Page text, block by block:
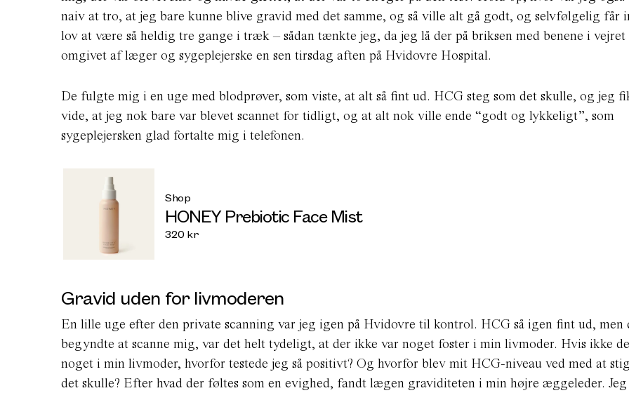
naiv at tro, at jeg bare kunne blive gravid med det samme, og så ville alt gå godt, og selvfølgelig får
lov at være så heldig tre gange i træk – sådan tænkte jeg, da jeg lå der på briksen med benene i vejret
omgivet af læger og sygeplejerske en sen tirsdag aften på Hvidovre Hospital.
De fulgte mig i en uge med blodprøver, som viste, at alt så fint ud. HCG steg som det skulle, og jeg
vide, at jeg nok bare var blevet scannet for tidligt, og at alt nok ville ende “godt og lykkeligt”, som
sygeplejersken glad fortalte mig i telefonen.
Shop
HONEY Prebiotic Face Mist
320 kr
Gravid uden for livmoderen
En lille uge efter den private scanning var jeg igen på Hvidovre til kontrol. HCG så igen fint ud, men
begyndte at scanne mig, var det helt tydeligt, at der ikke var noget foster i min livmoder. Hvis ikke
noget i min livmoder, hvorfor testede jeg så positivt? Og hvorfor blev mit HCG-niveau ved med at
det skulle? Efter hvad der føltes som en evighed, fandt lægen graviditeten i min højre æggeleder.